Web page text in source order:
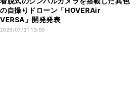
の自撮りドローン「HOVERAir
VERSA」開発発表
2026/07/31 13:00